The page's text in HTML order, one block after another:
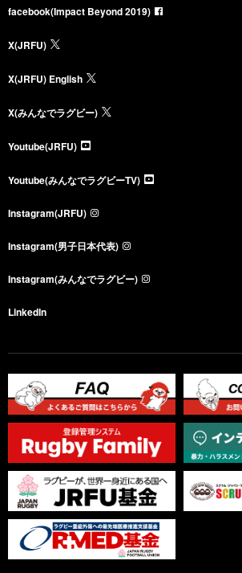
facebook(Impact Beyond 2019)
X(JRFU)
X(JRFU) English
X(みんなでラグビー)
Youtube(JRFU)
Youtube(みんなでラグビーTV)
Instagram(JRFU)
Instagram(男子日本代表)
Instagram(みんなでラグビー)
LinkedIn